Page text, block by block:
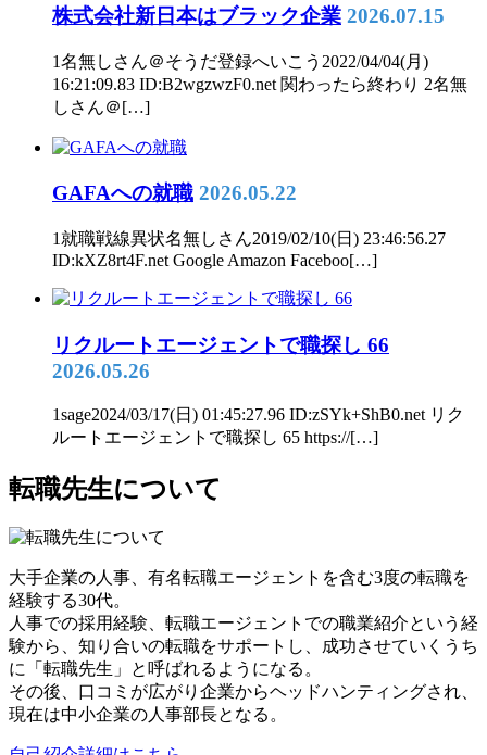
株式会社新日本はブラック企業 2026.07.15
1名無しさん＠そうだ登録へいこう2022/04/04(月)
16:21:09.83 ID:B2wgzwzF0.net 関わったら終わり 2名無
しさん＠[…]
GAFAへの就職 2026.05.22
1就職戦線異状名無しさん2019/02/10(日) 23:46:56.27
ID:kXZ8rt4F.net Google Amazon Faceboo[…]
リクルートエージェントで職探し 66
2026.05.26
1sage2024/03/17(日) 01:45:27.96 ID:zSYk+ShB0.net リク
ルートエージェントで職探し 65 https://[…]
転職先生について
大手企業の人事、有名転職エージェントを含む3度の転職を
経験する30代。
人事での採用経験、転職エージェントでの職業紹介という経
験から、知り合いの転職をサポートし、成功させていくうち
に「転職先生」と呼ばれるようになる。
その後、口コミが広がり企業からヘッドハンティングされ、
現在は中小企業の人事部長となる。